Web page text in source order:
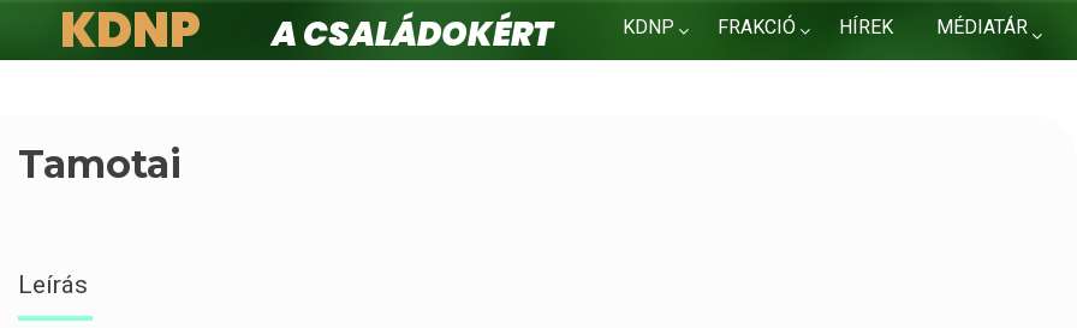
KDNP FRAKCIÓ HÍREK MÉDIATÁR
KDNP
A családokért.
Tamotai
Leírás